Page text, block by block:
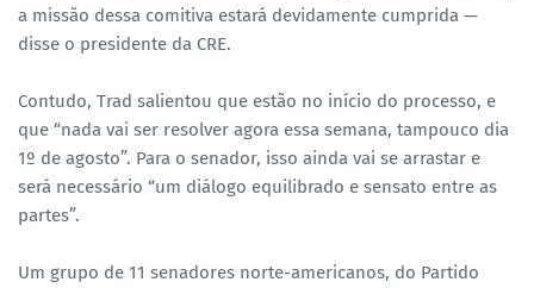
a missão dessa comitiva estará devidamente cumprida —
disse o presidente da CRE.
Contudo, Trad salientou que estão no início do processo, e
que “nada vai ser resolver agora essa semana, tampouco dia
1º de agosto”. Para o senador, isso ainda vai se arrastar e
será necessário “um diálogo equilibrado e sensato entre as
partes”.
Um grupo de 11 senadores norte-americanos, do Partido